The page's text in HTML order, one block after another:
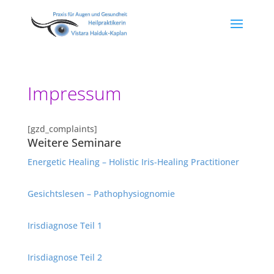
Impressum
[gzd_complaints]
Weitere Seminare
Energetic Healing – Holistic Iris-Healing Practitioner
Gesichtslesen – Pathophysiognomie
Irisdiagnose Teil 1
Irisdiagnose Teil 2